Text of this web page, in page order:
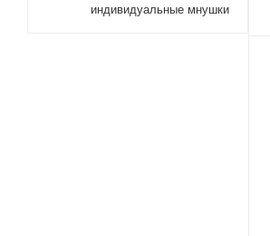
индивидуальные мнушки